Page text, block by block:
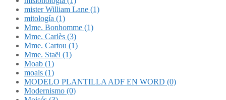
mister William Lane (1)
mitología (1)
Mme. Bonhomme (1)
Mme. Carlès (3)
Mme. Cartou (1)
Mme. Staël (1)
Moab (1)
moals (1)
MODELO PLANTILLA ADF EN WORD (0)
Modernismo (0)